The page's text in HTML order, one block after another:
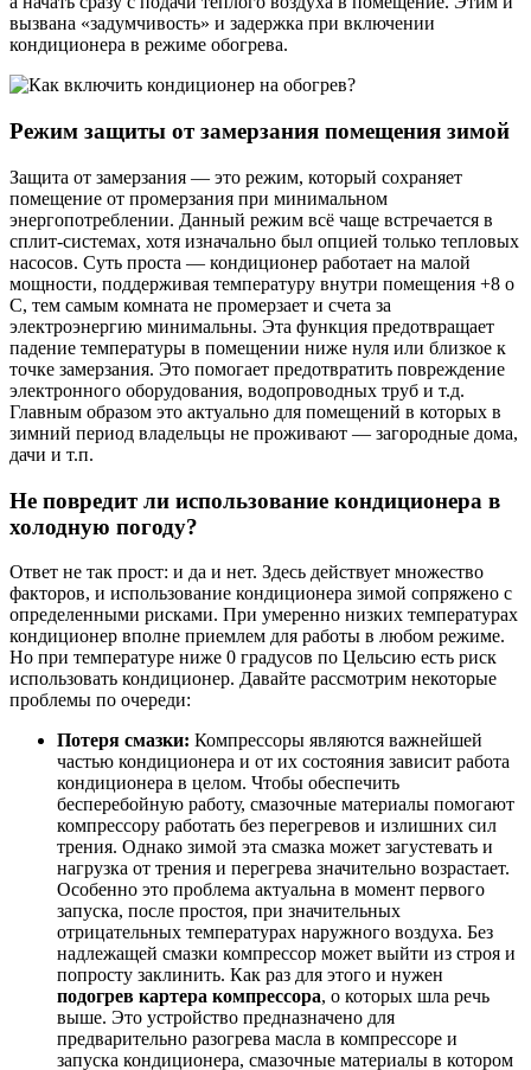
вызвана «задумчивость» и задержка при включении
кондиционера в режиме обогрева.
Режим защиты от замерзания помещения зимой
Защита от замерзания — это режим, который сохраняет
помещение от промерзания при минимальном
энергопотреблении. Данный режим всё чаще встречается в
сплит-системах, хотя изначально был опцией только тепловых
насосов. Суть проста — кондиционер работает на малой
мощности, поддерживая температуру внутри помещения +8 о
С, тем самым комната не промерзает и счета за
электроэнергию минимальны. Эта функция предотвращает
падение температуры в помещении ниже нуля или близкое к
точке замерзания. Это помогает предотвратить повреждение
электронного оборудования, водопроводных труб и т.д.
Главным образом это актуально для помещений в которых в
зимний период владельцы не проживают — загородные дома,
дачи и т.п.
Не повредит ли использование кондиционера в
холодную погоду?
Ответ не так прост: и да и нет. Здесь действует множество
факторов, и использование кондиционера зимой сопряжено с
определенными рисками. При умеренно низких температурах
кондиционер вполне приемлем для работы в любом режиме.
Но при температуре ниже 0 градусов по Цельсию есть риск
использовать кондиционер. Давайте рассмотрим некоторые
проблемы по очереди:
Потеря смазки: Компрессоры являются важнейшей
частью кондиционера и от их состояния зависит работа
кондиционера в целом. Чтобы обеспечить
бесперебойную работу, смазочные материалы помогают
компрессору работать без перегревов и излишних сил
трения. Однако зимой эта смазка может загустевать и
нагрузка от трения и перегрева значительно возрастает.
Особенно это проблема актуальна в момент первого
запуска, после простоя, при значительных
отрицательных температурах наружного воздуха. Без
надлежащей смазки компрессор может выйти из строя и
попросту заклинить. Как раз для этого и нужен
подогрев картера компрессора, о которых шла речь
выше. Это устройство предназначено для
предварительно разогрева масла в компрессоре и
запуска кондиционера, смазочные материалы в котором